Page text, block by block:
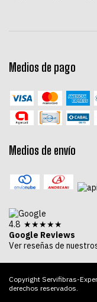
Medios de pago
Medios de envío
4.8 ★★★★★
Google Reviews
Ver reseñas de
Copyright Servifibras-
derechos reservados.